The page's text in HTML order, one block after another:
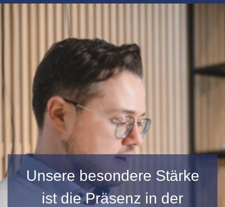
Unsere besondere Stärke
ist die Präsenz in der